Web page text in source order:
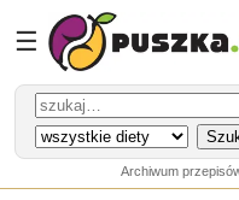
☰
Archiwum